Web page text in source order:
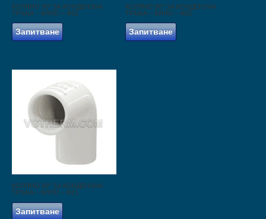
КОЛЯНО 90° ЗА КОНДЕНЗНА
ТРЪБА – БЯЛО – Ф32
Запитване
КОЛЯНО 90° ЗА КОНДЕНЗНА
ТРЪБА – БЯЛО – Ф25
Запитване
КОЛЯНО 90° ЗА КОНДЕНЗНА
ТРЪБА – БЯЛО – Ф21
Запитване